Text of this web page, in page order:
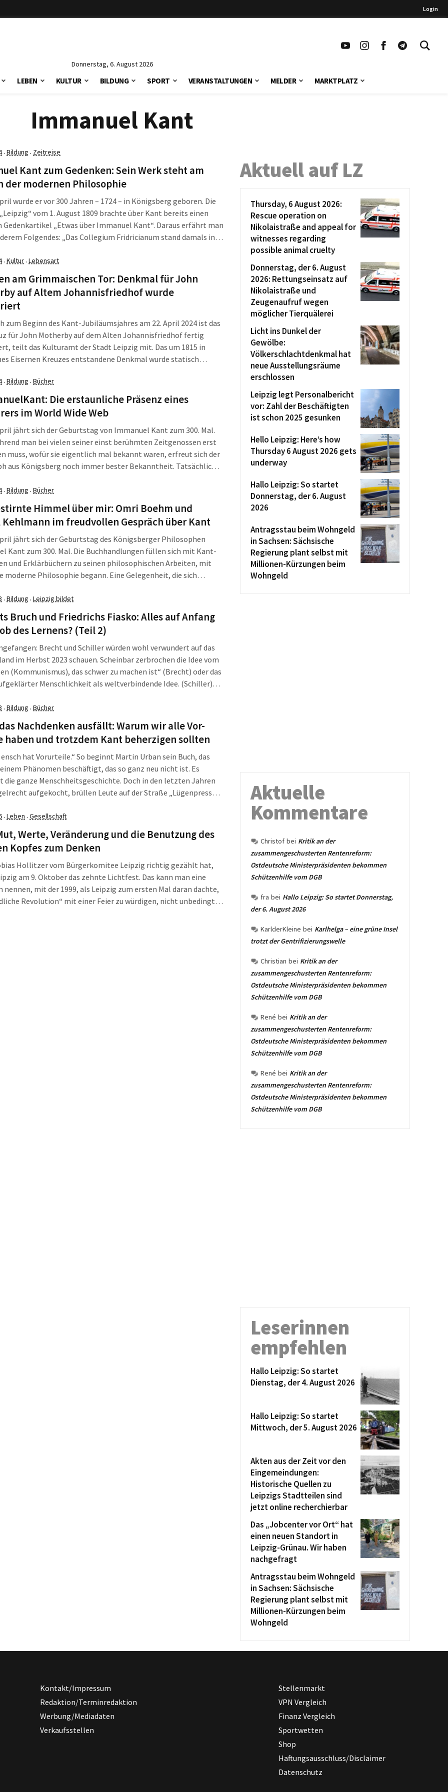
Login
Donnerstag, 6. August 2026
LEBEN KULTUR BILDUNG SPORT VERANSTALTUNGEN MELDER MARKTPLATZ
Immanuel Kant
· Bildung · Zeitreise
Kant zum Gedenken: Sein Werk steht am
der modernen Philosophie
wurde er vor 300 Jahren – 1724 – in Königsberg geboren. Die
vom 1. August 1809 brachte über Kant bereits einen
Gedenkartikel „Etwas über Immanuel Kant“. Daraus erfährt man
Folgendes: „Das Collegium Fridricianum stand damals in
· Kultur· Lebensart
am Grimmaischen Tor: Denkmal für John
auf Altem Johannisfriedhof wurde
zum Beginn des Kant-Jubiläumsjahres am 22. April 2024 ist das
für John Motherby auf dem Alten Johannisfriedhof fertig
teilt das Kulturamt der Stadt Leipzig mit. Das um 1815 in
Eisernen Kreuzes entstandene Denkmal wurde statisch
wurden neu vergoldet. Mit der Erhöhung […]
· Bildung · Bücher
Die erstaunliche Präsenz eines
im World Wide Web
jährt sich der Geburtstag von Immanuel Kant zum 300. Mal.
man bei vielen seiner einst berühmten Zeitgenossen erst
muss, wofür sie eigentlich mal bekannt waren, erfreut sich der
aus Königsberg noch immer bester Bekanntheit. Tatsächlich
wird […]
· Bildung · Bücher
Himmel über mir: Omri Boehm und
Kehlmann im freudvollen Gespräch über Kant
jährt sich der Geburtstag des Königsberger Philosophen
Kant zum 300. Mal. Die Buchhandlungen füllen sich mit Kant-
und Erklärbüchern zu seinen philosophischen Arbeiten, mit
moderne Philosophie begann. Eine Gelegenheit, die sich
einlud, das am 30. und 31. […]
· Bildung · Leipzig bildet
Bruch und Friedrichs Fiasko: Alles auf Anfang
des Lernens? (Teil 2)
Brecht und Schiller würden wohl verwundert auf das
im Herbst 2023 schauen. Scheinbar zerbrochen die Idee vom
(Kommunismus), das schwer zu machen ist“ (Brecht) oder das
Menschlichkeit als weltverbindende Idee. (Schiller)
Posthumanismus wohl zuerst und vorrangig […]
· Bildung · Bücher
Nachdenken ausfällt: Warum wir alle Vor-
haben und trotzdem Kant beherzigen sollten
hat Vorurteile.“ So beginnt Martin Urban sein Buch, das
Phänomen beschäftigt, das so ganz neu nicht ist. Es
die ganze Menschheitsgeschichte. Doch in den letzten Jahren
aufgekocht, brüllen Leute auf der Straße „Lügenpresse“,
Wahrheiten“ verkauft wurden. […]
· Leben · Gesellschaft
Werte, Veränderung und die Benutzung des
Kopfes zum Denken
Hollitzer vom Bürgerkomitee Leipzig richtig gezählt hat,
am 9. Oktober das zehnte Lichtfest. Das kann man eine
nennen, mit der 1999, als Leipzig zum ersten Mal daran dachte,
Revolution“ mit einer Feier zu würdigen, nicht unbedingt
Aktuell auf LZ
Thursday, 6 August 2026:
Rescue operation on
Nikolaistraße and appeal for
witnesses regarding
possible animal cruelty
Donnerstag, der 6. August
2026: Rettungseinsatz auf
Nikolaistraße und
Zeugenaufruf wegen
möglicher Tierquälerei
Licht ins Dunkel der
Gewölbe:
Völkerschlachtdenkmal hat
neue Ausstellungsräume
erschlossen
Leipzig legt Personalbericht
vor: Zahl der Beschäftigten
ist schon 2025 gesunken
Hello Leipzig: Here’s how
Thursday 6 August 2026 gets
underway
Hallo Leipzig: So startet
Donnerstag, der 6. August
2026
Antragsstau beim Wohngeld
in Sachsen: Sächsische
Regierung plant selbst mit
Millionen-Kürzungen beim
Wohngeld
Aktuelle
Kommentare
Christof bei Kritik an der
zusammengeschusterten Rentenreform:
Ostdeutsche Ministerpräsidenten bekommen
Schützenhilfe vom DGB
fra bei Hallo Leipzig: So startet Donnerstag,
der 6. August 2026
KarlderKleine bei Karlhelga – eine grüne Insel
trotzt der Gentrifizierungswelle
Christian bei Kritik an der
zusammengeschusterten Rentenreform:
Ostdeutsche Ministerpräsidenten bekommen
Schützenhilfe vom DGB
René bei Kritik an der
zusammengeschusterten Rentenreform:
Ostdeutsche Ministerpräsidenten bekommen
Schützenhilfe vom DGB
René bei Kritik an der
zusammengeschusterten Rentenreform:
Ostdeutsche Ministerpräsidenten bekommen
Schützenhilfe vom DGB
Leserinnen
empfehlen
Hallo Leipzig: So startet
Dienstag, der 4. August 2026
Hallo Leipzig: So startet
Mittwoch, der 5. August 2026
Akten aus der Zeit vor den
Eingemeindungen:
Historische Quellen zu
Leipzigs Stadtteilen sind
jetzt online recherchierbar
Das „Jobcenter vor Ort“ hat
einen neuen Standort in
Leipzig-Grünau. Wir haben
nachgefragt
Antragsstau beim Wohngeld
in Sachsen: Sächsische
Regierung plant selbst mit
Millionen-Kürzungen beim
Wohngeld
Kontakt/Impressum
Redaktion/Terminredaktion
Werbung/Mediadaten
Verkaufsstellen
Stellenmarkt
VPN Vergleich
Finanz Vergleich
Sportwetten
Shop
Haftungsausschluss/Disclaimer
Datenschutz